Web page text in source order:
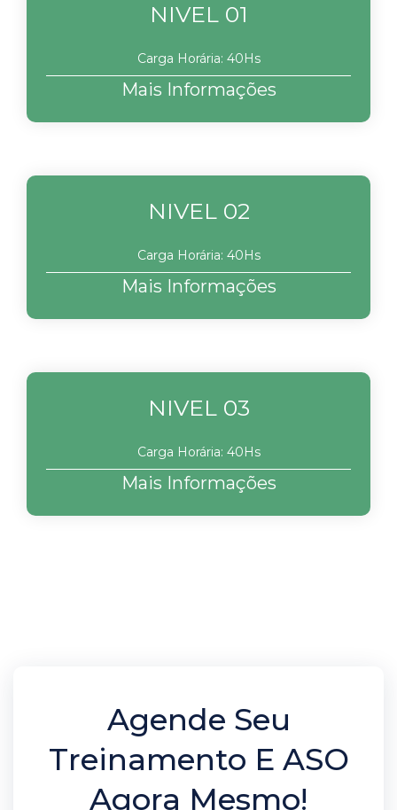
NIVEL 01
Carga Horária: 40Hs
Mais Informações
NIVEL 02
Carga Horária: 40Hs
Mais Informações
NIVEL 03
Carga Horária: 40Hs
Mais Informações
Agende Seu
Treinamento E ASO
Agora Mesmo!